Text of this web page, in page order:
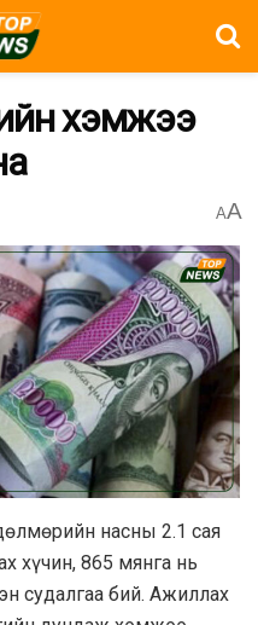
хэмжээ
AA
насны 2.1 сая
хүчин, 865 мянга нь
судалгаа бий. Ажиллах